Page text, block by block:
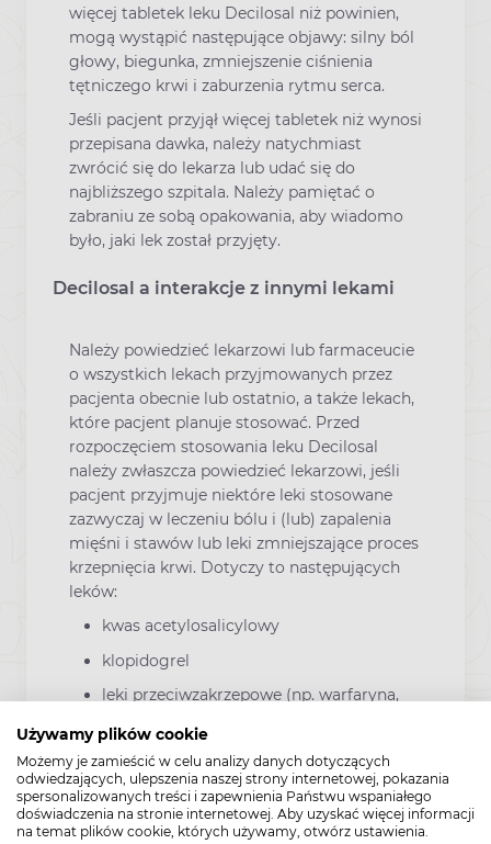
Używamy plików cookie
Możemy je zamieścić w celu analizy danych dotyczących
odwiedzających, ulepszenia naszej strony internetowej, pokazania
spersonalizowanych treści i zapewnienia Państwu wspaniałego
doświadczenia na stronie internetowej. Aby uzyskać więcej informacji
na temat plików cookie, których używamy, otwórz ustawienia.
więcej tabletek leku Decilosal niż powinien,
mogą wystąpić następujące objawy: silny ból
głowy, biegunka, zmniejszenie ciśnienia
tętniczego krwi i zaburzenia rytmu serca.
Jeśli pacjent przyjął więcej tabletek niż wynosi
przepisana dawka, należy natychmiast
zwrócić się do lekarza lub udać się do
najbliższego szpitala. Należy pamiętać o
zabraniu ze sobą opakowania, aby wiadomo
było, jaki lek został przyjęty.
Decilosal a interakcje z innymi lekami
Należy powiedzieć lekarzowi lub farmaceucie
o wszystkich lekach przyjmowanych przez
pacjenta obecnie lub ostatnio, a także lekach,
które pacjent planuje stosować. Przed
rozpoczęciem stosowania leku Decilosal
należy zwłaszcza powiedzieć lekarzowi, jeśli
pacjent przyjmuje niektóre leki stosowane
zazwyczaj w leczeniu bólu i (lub) zapalenia
mięśni i stawów lub leki zmniejszające proces
krzepnięcia krwi. Dotyczy to następujących
leków:
kwas acetylosalicylowy
klopidogrel
leki przeciwzakrzepowe (np. warfaryna,
heparyny niskocząteczkowe). Jeśli
pacjent stosuje którykolwiek z tych
leków, lekarz może zalecić wykonanie
pewnych rutynowych badań krwi.
Niektóre jednocześnie stosowane leki i